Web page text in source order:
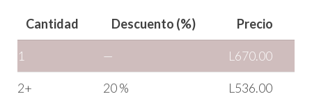
Cantidad Descuento (%) Precio
1 — L 670.00
2+ 20 % L 536.00